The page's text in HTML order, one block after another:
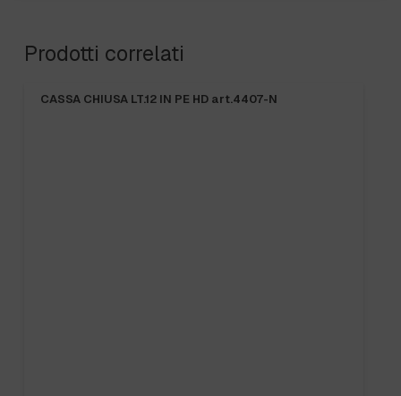
Prodotti correlati
CASSA CHIUSA LT.12 IN PE HD art.4407-N